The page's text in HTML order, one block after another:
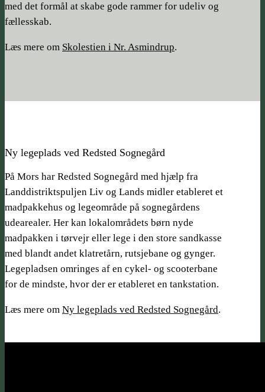
med det formål at skabe gode rammer for udeliv og
fællesskab.
Læs mere om Skolestien i Nr. Asmindrup.
Ny legeplads ved Redsted Sognegård
På Mors har Redsted Sognegård med hjælp fra
Landdistrikts­­puljen Liv og Lands midler etableret et
madpakkehus og legeområde på sognegårdens
udearealer. Her kan lokalområdets børn nyde
madpakken i tørvejr eller lege i den store sandkasse
med blandt andet klatretårn, rutsjebane og gynger.
Legepladsen omringes af en cykel- og scooterbane
for de mindste, hvor der er etableret en tankstation.
Læs mere om Ny legeplads ved Redsted Sognegård.